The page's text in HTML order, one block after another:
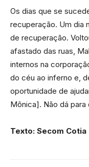
Os dias que se
recuperação. Um dia
de recuperação.
afastado das ruas,
internos na
do céu ao inferno e,
oportunidade de
Mônica]. Não dá
Texto: Secom Cotia